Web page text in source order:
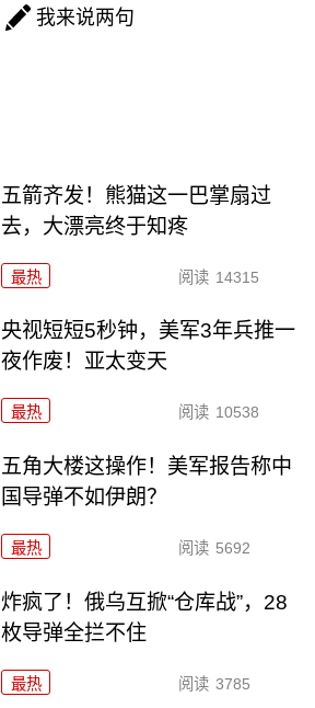
我来说两句
五箭齐发！熊猫这一巴掌扇过
去，大漂亮终于知疼
最热 阅读 14315
央视短短5秒钟，美军3年兵推一
夜作废！亚太变天
最热 阅读 10538
五角大楼这操作！美军报告称中
国导弹不如伊朗？
最热 阅读 5692
炸疯了！俄乌互掀“仓库战”，28
枚导弹全拦不住
最热 阅读 3785